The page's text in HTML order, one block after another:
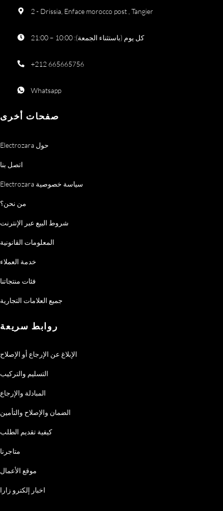
2 - Drissia, Enface morocco post , Tangier
كل يوم (باستثناء الجمعة): 10:00 – 21:00
+212 665665756
Whatsapp
صفحات أخرى
Electrozara حول
اتصل بنا
Electrozara سياسة خصوصية
من نحن؟
شروط البيع عبر الإنترنت
المعلومات القانونية
خدمة العملاء
فئات منتجاتنا
جميع العلامات التجارية
روابط سريعة
الإبلاغ عن الإرجاع أو الإصلاح
التسليم والتركيب
المبادلة والإرجاع
الضمان والإصلاح والتأمين
كيفية تقديم الطلب
متاجرنا
موقع الأعمال
اخبار إلكترو زارا